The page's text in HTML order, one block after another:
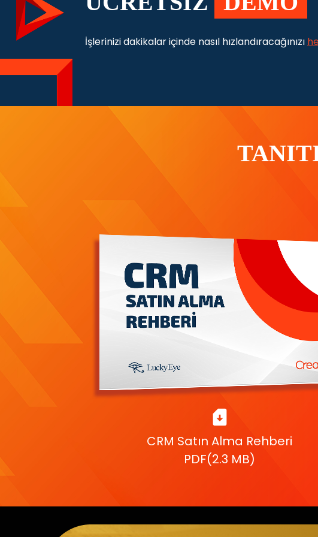
İşlerinizi dakikalar içinde nasıl hızlandıracağınızı
CRM Satın Alma Rehberi
PDF(2.3 MB)